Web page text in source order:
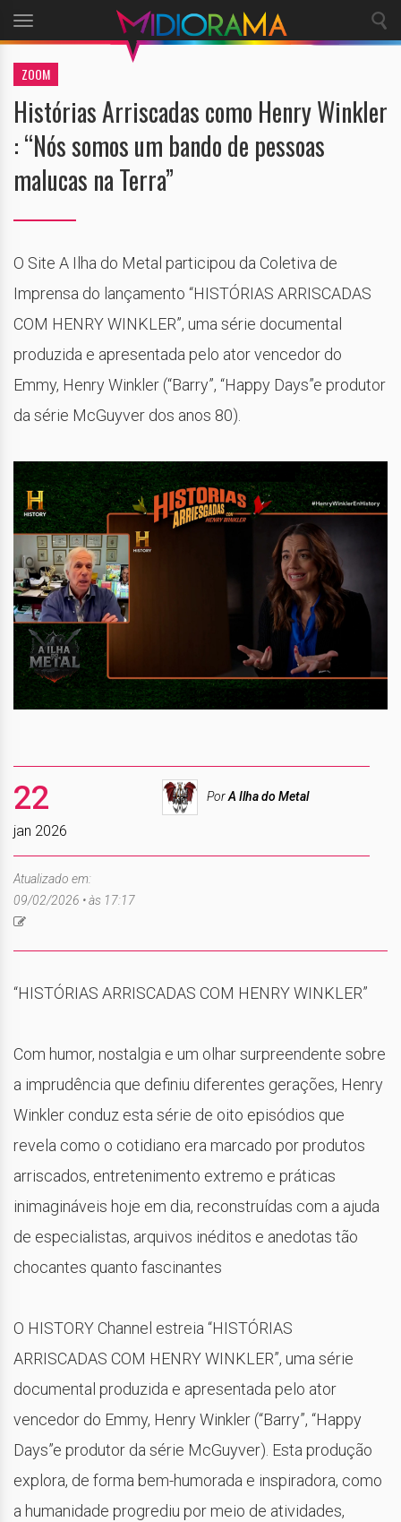
Toggle
navigation
ZOOM
Histórias Arriscadas como Henry Winkler
: “Nós somos um bando de pessoas
malucas na Terra”
O Site A Ilha do Metal participou da Coletiva de
Imprensa do lançamento “HISTÓRIAS ARRISCADAS
COM HENRY WINKLER”, uma série documental
produzida e apresentada pelo ator vencedor do
Emmy, Henry Winkler (“Barry”, “Happy Days”e produtor
da série McGuyver dos anos 80).
22
jan 2026
PorA Ilha do Metal
Atualizado em:
09/02/2026 • às 17:17
“HISTÓRIAS ARRISCADAS COM HENRY WINKLER”
Com humor, nostalgia e um olhar surpreendente sobre
a imprudência que definiu diferentes gerações, Henry
Winkler conduz esta série de oito episódios que
revela como o cotidiano era marcado por produtos
arriscados, entretenimento extremo e práticas
inimagináveis ​​hoje em dia, reconstruídas com a ajuda
de especialistas, arquivos inéditos e anedotas tão
chocantes quanto fascinantes
O HISTORY Channel estreia “HISTÓRIAS
ARRISCADAS COM HENRY WINKLER”, uma série
documental produzida e apresentada pelo ator
vencedor do Emmy, Henry Winkler (“Barry”, “Happy
Days”e produtor da série McGuyver). Esta produção
explora, de forma bem-humorada e inspiradora, como
a humanidade progrediu por meio de atividades,